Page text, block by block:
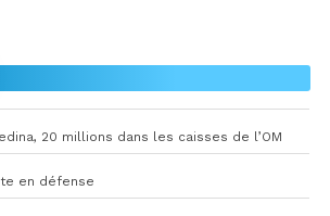
20 millions dans les caisses de l’OM
en défense